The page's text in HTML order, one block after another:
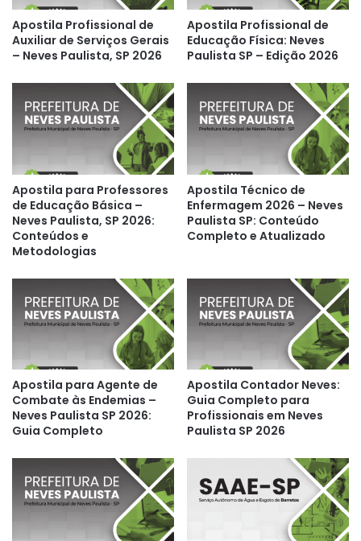
Apostila Profissional de
Auxiliar de Serviços Gerais
– Neves Paulista, SP 2026
Apostila Profissional de
Educação Física: Neves
Paulista SP – Edição 2026
Apostila para Professores
de Educação Básica –
Neves Paulista, SP 2026:
Conteúdos e
Metodologias
Apostila Técnico de
Enfermagem 2026 – Neves
Paulista SP: Conteúdo
Completo e Atualizado
Apostila para Agente de
Combate às Endemias –
Neves Paulista SP 2026:
Guia Completo
Apostila Contador Neves:
Guia Completo para
Profissionais em Neves
Paulista SP 2026